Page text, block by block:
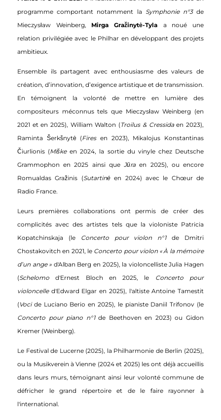
programme comportant notamment la Symphonie n°3de
Mieczysław Weinberg, Mirga Gražinytė-Tyla
a noué une
relation privilégiée avec le Philhar en développant des projets
ambitieux.
Ensemble ils partagent avec enthousiasme des valeurs de
création, d’innovation, d’exigence artistique et de transmission.
En témoignent la volonté de mettre en lumière des
compositeurs méconnus tels que Mieczysław Weinberg (en
2021 et en 2025), William Walton (Troilus & Cressidaen 2023),
Raminta Šerkšnytė (Firesen 2023), Mikalojus Konstantinas
Čiurlionis (Miškeen 2024, la sortie du vinyle chez Deutsche
Grammophon en 2025 ainsi queJūra en 2025), ou encore
Romualdas Gražinis (Sutartinėen 2024) avec le Chœur de
Radio France.
Leurs premières collaborations ont permis de créer des
complicités avec des artistes tels quela violoniste Patricia
Kopatchinskaja (le Concerto pour violon n°1de Dmitri
Chostakovitch en 2021, le Concerto pour violon « À la mémoire
d’un ange » d'Alban Berg en 2025), la violoncelliste Julia Hagen
(Schelomo d'Ernest Bloch en 2025, le Concerto pour
violoncelled'Edward Elgar en 2025), l'altiste Antoine Tamestit
(Vocide Luciano Berio en 2025), le pianiste Daniil Trifonov (le
Concerto pour piano n°1de Beethoven en 2023) ou Gidon
Kremer (Weinberg).
Le Festival de Lucerne (2025), la Philharmonie de Berlin (2025),
ou la Musikverein à Vienne (2024 et 2025) les ont déjà accueillis
dans leurs murs, témoignant ainsi leur volonté commune de
défricher le grand répertoire et de le faire rayonner à
l'international.